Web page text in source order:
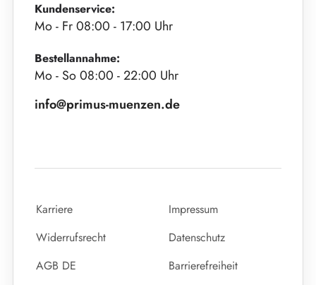
Kundenservice:
Mo - Fr 08:00 - 17:00 Uhr
Bestellannahme:
Mo - So 08:00 - 22:00 Uhr
info@primus-muenzen.de
Karriere
Impressum
Widerrufsrecht
Datenschutz
AGB DE
Barrierefreiheit